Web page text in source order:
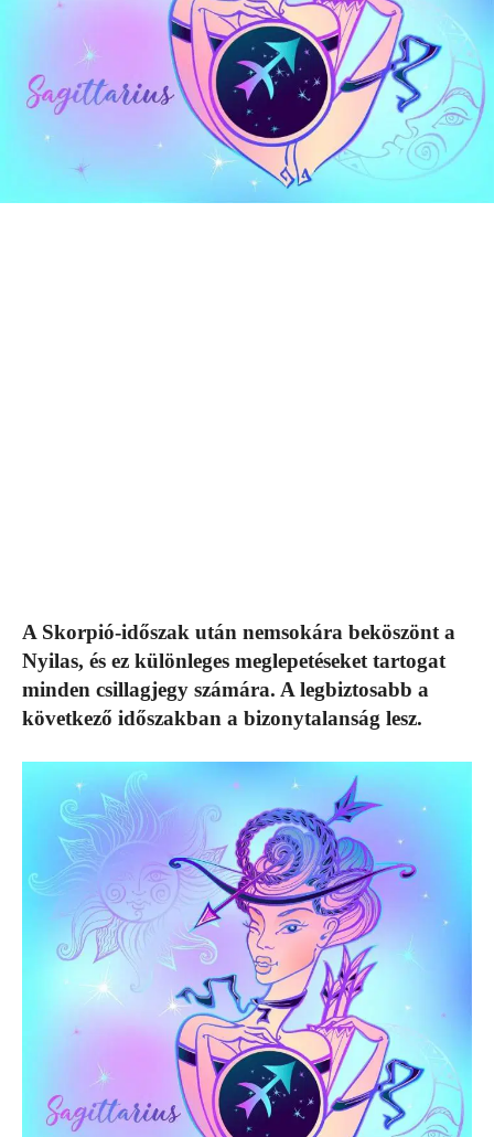
A Skorpió-időszak után nemsokára beköszönt a
Nyilas, és ez különleges meglepetéseket tartogat
minden csillagjegy számára. A legbiztosabb a
következő időszakban a bizonytalanság lesz.